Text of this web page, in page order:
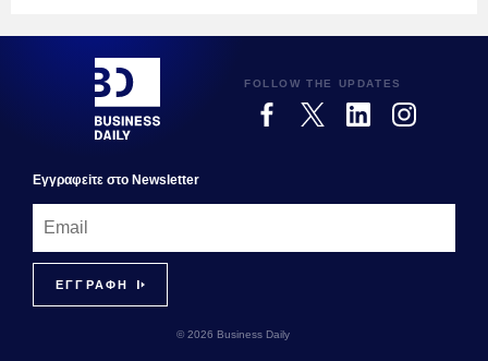
FOLLOW THE UPDATES
Εγγραφεiτε στο Newsletter
© 2026 Business Daily